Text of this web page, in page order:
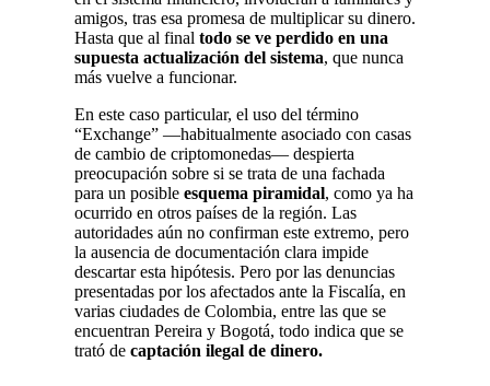
amigos, tras esa promesa de multiplicar su dinero.
Hasta que al final todo se ve perdido en una
supuesta actualización del sistema, que nunca
más vuelve a funcionar.
En este caso particular, el uso del término
“Exchange” —habitualmente asociado con casas
de cambio de criptomonedas— despierta
preocupación sobre si se trata de una fachada
para un posible esquema piramidal, como ya ha
ocurrido en otros países de la región. Las
autoridades aún no confirman este extremo, pero
la ausencia de documentación clara impide
descartar esta hipótesis. Pero por las denuncias
presentadas por los afectados ante la Fiscalía, en
varias ciudades de Colombia, entre las que se
encuentran Pereira y Bogotá, todo indica que se
trató de captación ilegal de dinero.